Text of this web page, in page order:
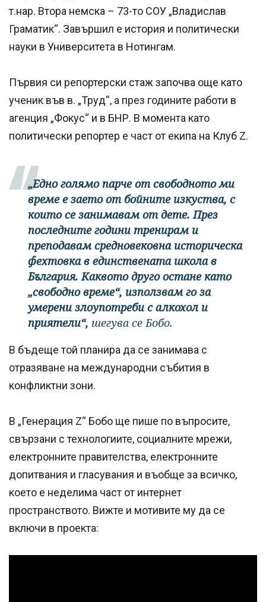
т.нар. Втора немска – 73-то СОУ „Владислав
Граматик“. Завършил е история и политически
науки в Университета в Нотингам.
Първия си репортерски стаж започва още като
ученик във в. „Труд“, а през годините работи в
агенция „Фокус“ и в БНР. В момента като
политически репортер е част от екипа на Клуб Z.
„Едно голямо парче от свободното ми
време е заето от бойните изкуства, с
които се занимавам от дете. През
последните години тренирам и
преподавам средновековна историческа
фехтовка в единствената школа в
България. Каквото друго остане като
„свободно време“, използвам го за
умерени злоупотреби с алкохол и
приятели“, шегува се Бобо.
В бъдеще той планира да се занимава с
отразяване на международни събития в
конфликтни зони.
В „Генерация Z“ Бобо ще пише по въпросите,
свързани с технологиите, социалните мрежи,
електронните правителства, електронните
допитвания и гласувания и въобще за всичко,
което е неделима част от интернет
пространството. Вижте и мотивите му да се
включи в проекта: